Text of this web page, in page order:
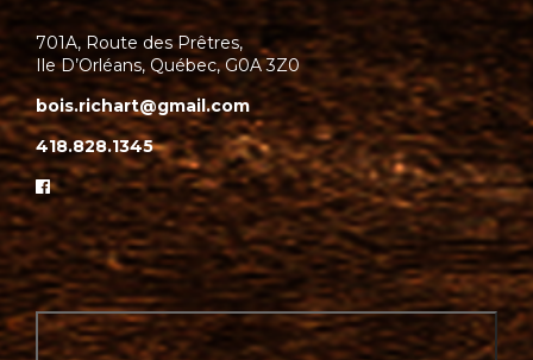
701A, Route des Prêtres,
Ile D’Orléans, Québec, G0A 3Z0
bois.richart@gmail.com
418.828.1345